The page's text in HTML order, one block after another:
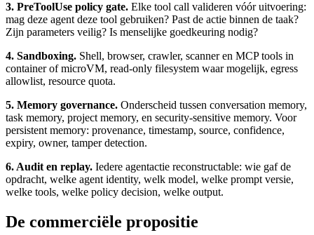
3. PreToolUse policy gate. Elke tool call valideren vóór uitvoering:
mag deze agent deze tool gebruiken? Past de actie binnen de taak?
Zijn parameters veilig? Is menselijke goedkeuring nodig?
4. Sandboxing. Shell, browser, crawler, scanner en MCP tools in
container of microVM, read-only filesystem waar mogelijk, egress
allowlist, resource quota.
5. Memory governance. Onderscheid tussen conversation memory,
task memory, project memory, en security-sensitive memory. Voor
persistent memory: provenance, timestamp, source, confidence,
expiry, owner, tamper detection.
6. Audit en replay. Iedere agentactie reconstructable: wie gaf de
opdracht, welke agent identity, welk model, welke prompt versie,
welke tools, welke policy decision, welke output.
De commerciële propositie